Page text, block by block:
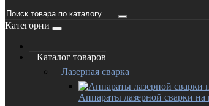
Категории
Каталог товаров
Лазерная сварка
Аппараты лазерной сварки